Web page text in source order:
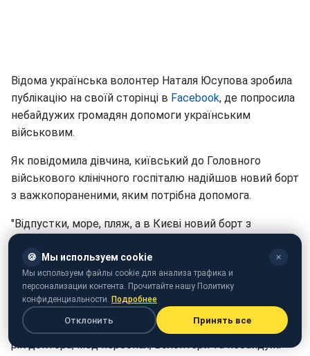
Відома українська волонтер Наталя Юсупова зробила
публікацію на своїй сторінці в Facebook, де попросила
небайдужих громадян допомоги українським
військовим.
Як повідомила дівчина, київський до Головного
військового клінічного госпіталю надійшов новий борт
з важкопораненими, яким потрібна допомога.
"Відпустки, море, пляж, а в Києві новий борт з
важкими пораненими. Низка швидких з мигалками
промчала по столиці, бійці з ампутацією, з кульовими
пораненнями і осколковими. Поки весь світ дивиться
футбол в Росії, наші воїни продовжують гинути щодня
від рук російських бойовиків. Немає перемир'я і немає
кінця цій війні... Наші госпітальні будні всі такі ж, п'ятий
рік доктора, мед персонал, волонтери та небайдужі
🍪 Мы используем cookie ✕
Мы используем файлы cookie для анализа трафика и
персонализации контента. Прочитайте нашу Политику
конфиденциальности. Подробнее
Отклонить Принять все